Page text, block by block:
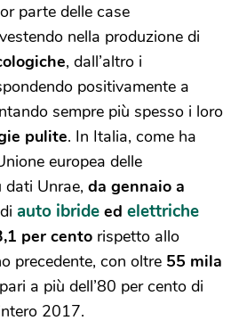
parte delle case
nella produzione di
, dall’altro i
positivamente a
sempre più spesso i loro
pulite. In Italia, come ha
europea delle
dati Unrae, da gennaio a
auto ibride ed elettriche
per cento rispetto allo
precedente, con oltre 55 mila
a più dell’80 per cento di
2017.